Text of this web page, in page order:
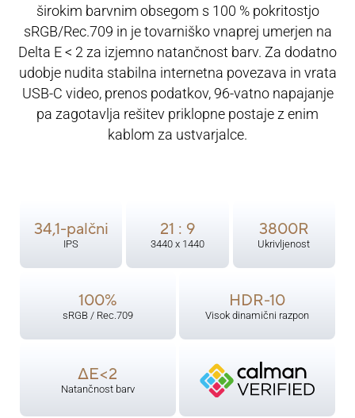
širokim barvnim obsegom s 100 % pokritostjo
sRGB/Rec.709 in je tovarniško vnaprej umerjen na
Delta E < 2 za izjemno natančnost barv. Za dodatno
udobje nudita stabilna internetna povezava in vrata
USB-C video, prenos podatkov, 96-vatno napajanje
pa zagotavlja rešitev priklopne postaje z enim
kablom za ustvarjalce.
34,1-palčni
IPS
21 : 9
3440 x 1440
3800R
Ukrivljenost
100%
sRGB / Rec.709
HDR-10
Visok dinamični razpon
ΔE<2
Natančnost barv